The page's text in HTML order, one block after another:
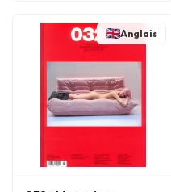
Anglais